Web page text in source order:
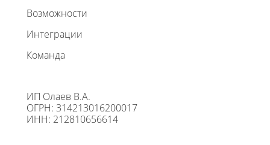
Возможности
Интеграции
Команда
ИП Олаев В.А.
ОГРН: 314213016200017
ИНН: 212810656614